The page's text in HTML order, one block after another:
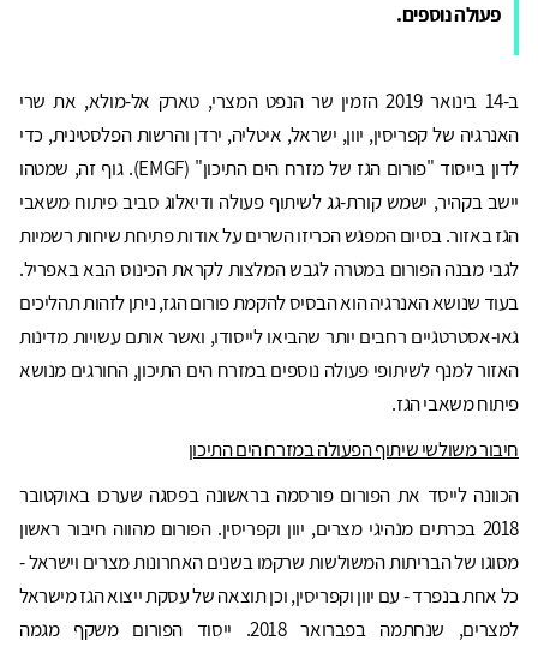
פעולה נוספים.
ב-14 בינואר 2019 הזמין שר הנפט המצרי, טארק אל-מולא, את שרי
האנרגיה של קפריסין, יוון, ישראל, איטליה, ירדן והרשות הפלסטינית, כדי
לדון בייסוד "פורום הגז של מזרח הים התיכון" (EMGF). גוף זה, שמטהו
יישב בקהיר, ישמש קורת-גג לשיתוף פעולה ודיאלוג סביב פיתוח משאבי
הגז באזור. בסיום המפגש הכריזו השרים על אודות פתיחת שיחות רשמיות
לגבי מבנה הפורום במטרה לגבש המלצות לקראת הכינוס הבא באפריל.
בעוד שנושא האנרגיה הוא הבסיס להקמת פורום הגז, ניתן לזהות תהליכים
גאו-אסטרטגיים רחבים יותר שהביאו לייסודו, ואשר אותם עשויות מדינות
האזור למנף לשיתופי פעולה נוספים במזרח הים התיכון, החורגים מנושא
פיתוח משאבי הגז.
חיבור משולשי שיתוף הפעולה במזרח הים התיכון
הכוונה לייסד את הפורום פורסמה בראשונה בפסגה שערכו באוקטובר
2018 בכרתים מנהיגי מצרים, יוון וקפריסין. הפורום מהווה חיבור ראשון
מסוגו של הבריתות המשולשות שרקמו בשנים האחרונות מצרים וישראל -
כל אחת בנפרד - עם יוון וקפריסין, וכן תוצאה של עסקת ייצוא הגז מישראל
למצרים, שנחתמה בפברואר 2018. ייסוד הפורום משקף מגמה